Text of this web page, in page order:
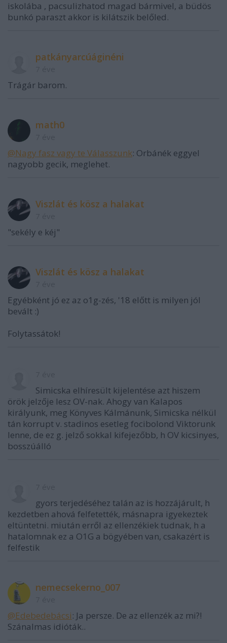
iskolába , pacsulizhatod magad bármivel, a büdös
bunkó paraszt akkor is kilátszik belőled.
patkányarcúáginéni
Trágár barom.
math0
@Nagy fasz vagy te Válasszunk: Orbánék eggyel
nagyobb gecik, meglehet.
Viszlát és kösz a halakat
"sekély e kéj"
Viszlát és kösz a halakat
Egyébként jó ez az o1g-zés, '18 előtt is milyen jól
bevált :)
Folytassátok!
Simicska elhíresült kijelentése azt hiszem
örök jelzője lesz OV-nak. Ahogy van Kalapos
királyunk, meg Könyves Kálmánunk, Simicska nélkül
tán korrupt v. stadinos esetleg focibolond Viktorunk
lenne, de ez g. jelző sokkal kifejezőbb, h OV kicsinyes,
bosszúálló
gyors terjedéséhez talán az is hozzájárult, h
kezdetben ahová felfetették, másnapra igyekeztek
eltüntetni. miután erről az ellenzékiek tudnak, h a
hatalomnak ez a O1G a bögyében van, csakazért is
felfestik
nemecsekerno_007
@Edebedebácsi: Ja persze. De az ellenzék az mi?!
Szánalmas idióták..